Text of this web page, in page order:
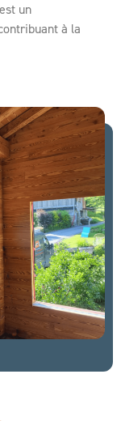
un
à la